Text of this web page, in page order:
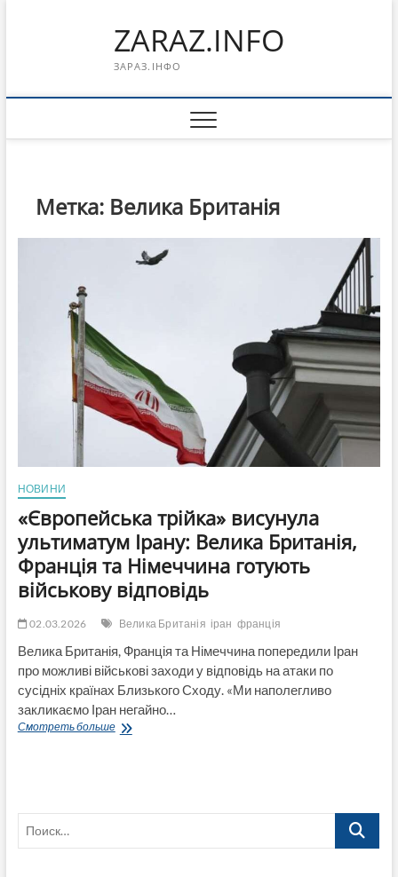
ZARAZ.INFO
ЗАРАЗ.ІНФО
Метка: Велика Британія
НОВИНИ
«Європейська трійка» висунула
ультиматум Ірану: Велика Британія,
Франція та Німеччина готують
військову відповідь
02.03.2026 Велика Британія іран франція
Велика Британія, Франція та Німеччина попередили Іран
про можливі військові заходи у відповідь на атаки по
сусідніх країнах Близького Сходу. «Ми наполегливо
закликаємо Іран негайно…
Смотреть больше«Європейська
Поиск…